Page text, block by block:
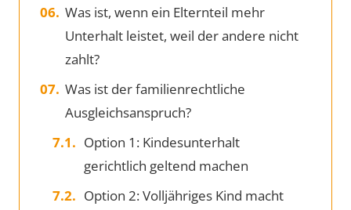
Was ist, wenn ein Elternteil mehr
Unterhalt leistet, weil der andere nicht
zahlt?
Was ist der familienrechtliche
Ausgleichsanspruch?
Option 1: Kindesunterhalt
gerichtlich geltend machen
Option 2: Volljähriges Kind macht